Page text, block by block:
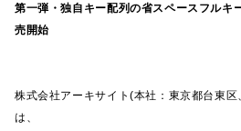
第一弾・独自キー配列の省スペースフル
売開始
株式会社アーキサイト(本社：東京都台東
は、